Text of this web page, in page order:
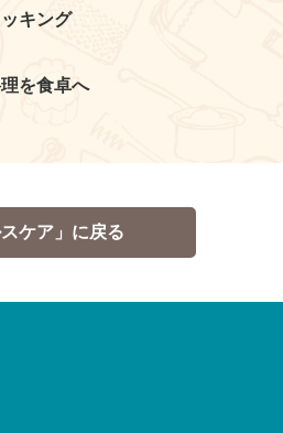
キング
を食卓へ
スケア」に戻る